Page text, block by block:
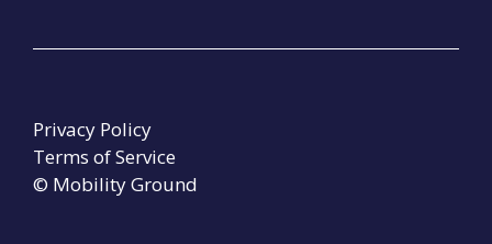
© Mobility Ground
Privacy Policy
Terms of Service